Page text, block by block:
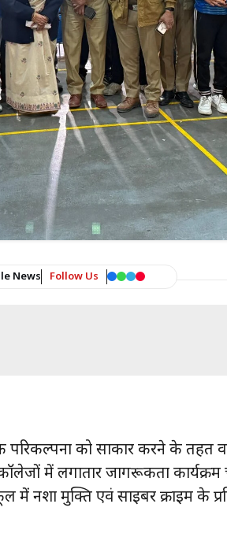
News Follow Us
परिकल्पना को साकार करने के तहत
में लगातार जागरूकता
नशा मुक्ति एवं साइबर क्राइम के